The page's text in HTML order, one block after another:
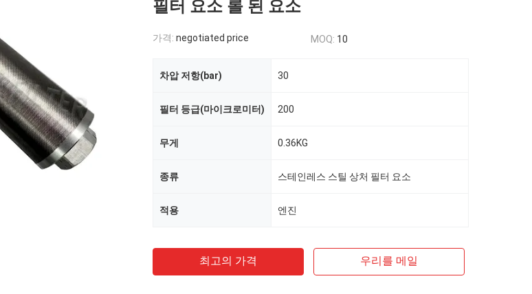
필터 요소 롤 된 요소
가격: negotiated price MOQ: 10
차압 저항(bar) 30
필터 등급(마이크로미터) 200
무게 0.36KG
종류 스테인레스 스틸 상처 필터 요소
적용 엔진
최고의 가격 우리를 메일